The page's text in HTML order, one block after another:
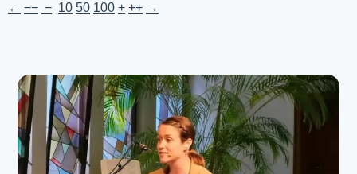
← −− − 10 50 100 + ++ →